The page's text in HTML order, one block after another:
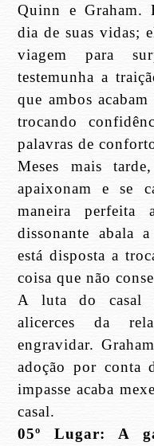
Quinn e Graham.
dia de suas vidas;
viagem para
testemunha a
que ambos
trocando
palavras de
Meses mais
apaixonam e se
maneira
dissonante abala
está disposta a
coisa que não
A luta do casal
alicerces da
engravidar.
adoção por conta
impasse acaba
casal.
05º Lugar: A